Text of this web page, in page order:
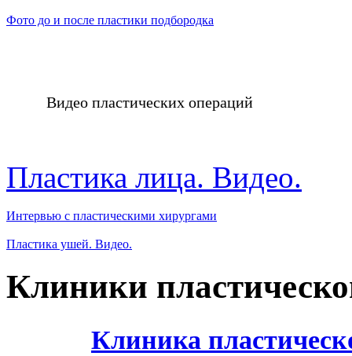
Фото до и после пластики подбородка
Видео пластических операций
Пластика лица. Видео.
Интервью с пластическими хирургами
Пластика ушей. Видео.
Клиники
Клиника